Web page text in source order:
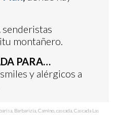
senderistas
montañero.
PARA…
y alérgicos a
Barbarizia Camino cascada Cascada Las